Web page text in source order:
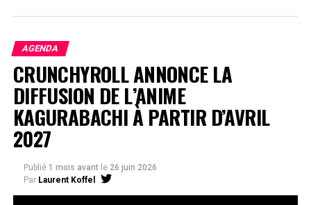
AGENDA
CRUNCHYROLL ANNONCE LA
DIFFUSION DE L’ANIME
KAGURABACHI À PARTIR D’AVRIL
2027
Publié 1 mois avant le 26 juin 2026
Par Laurent Koffel